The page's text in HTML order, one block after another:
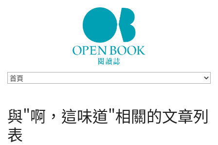
與"啊，這味道"相關的文章列
表